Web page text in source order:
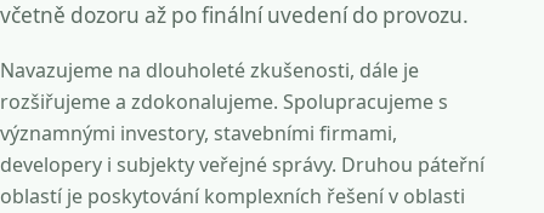
včetně dozoru až po finální uvedení do provozu.
Navazujeme na dlouholeté zkušenosti, dále je
rozšiřujeme a zdokonalujeme. Spolupracujeme s
významnými investory, stavebními firmami,
developery i subjekty veřejné správy. Druhou páteřní
oblastí je poskytování komplexních řešení v oblasti